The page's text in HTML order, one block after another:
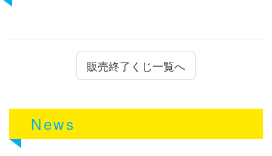
販売終了くじ一覧へ
News